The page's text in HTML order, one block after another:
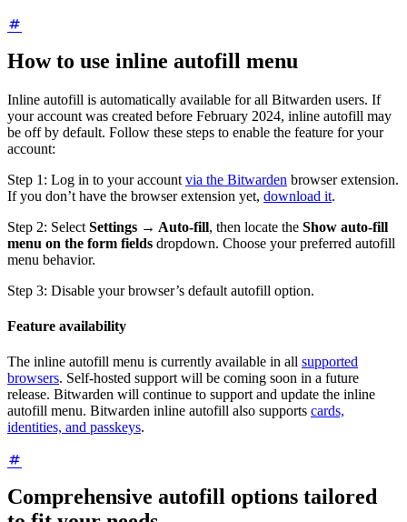
How to use inline autofill menu
Inline autofill is automatically available for all Bitwarden users. If
your account was created before February 2024, inline autofill may
be off by default. Follow these steps to enable the feature for your
account:
Step 1: Log in to your account via the Bitwarden browser extension.
If you don’t have the browser extension yet, download it.
Step 2: Select Settings → Auto-fill, then locate the Show auto-fill
menu on the form fields dropdown. Choose your preferred autofill
menu behavior.
Step 3: Disable your browser’s default autofill option.
Feature availability
The inline autofill menu is currently available in all supported
browsers. Self-hosted support will be coming soon in a future
release. Bitwarden will continue to support and update the inline
autofill menu. Bitwarden inline autofill also supports cards,
identities, and passkeys.
Comprehensive autofill options tailored